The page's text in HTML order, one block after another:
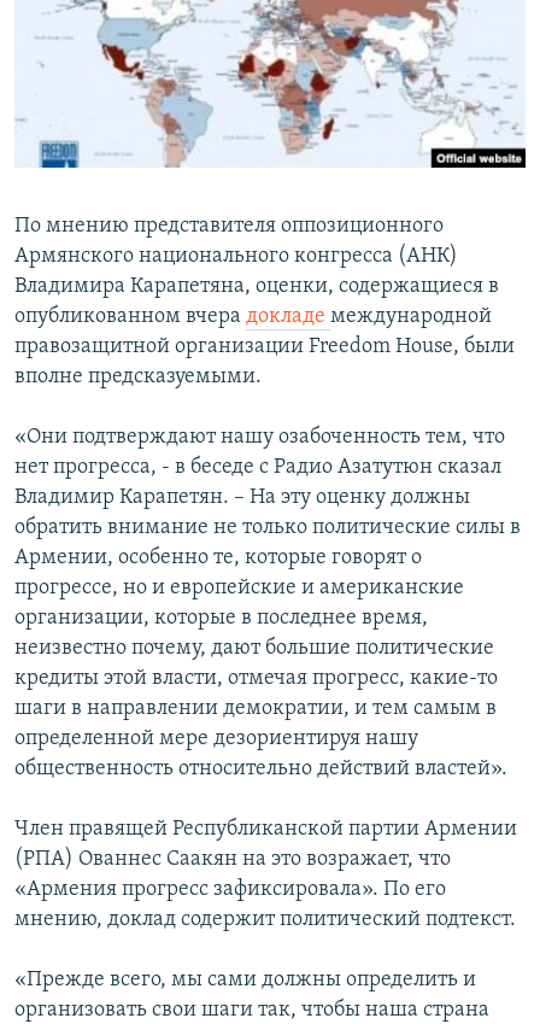
Հայերեն
Русский
По мнению представителя оппозиционного
Армянского национального конгресса (АНК)
Владимира Карапетяна, оценки, содержащиеся в
опубликованном вчера докладе международной
правозащитной организации Freedom House, были
вполне предсказуемыми.
«Они подтверждают нашу озабоченность тем, что
нет прогресса, - в беседе с Радио Азатутюн сказал
Владимир Карапетян. – На эту оценку должны
обратить внимание не только политические силы в
Армении, особенно те, которые говорят о
прогрессе, но и европейские и американские
организации, которые в последнее время,
неизвестно почему, дают большие политические
кредиты этой власти, отмечая прогресс, какие-то
шаги в направлении демократии, и тем самым в
определенной мере дезориентируя нашу
общественность относительно действий властей».
Член правящей Республиканской партии Армении
(РПА) Ованнес Саакян на это возражает, что
«Армения прогресс зафиксировала». По его
мнению, доклад содержит политический подтекст.
«Прежде всего, мы сами должны определить и
организовать свои шаги так, чтобы наша страна